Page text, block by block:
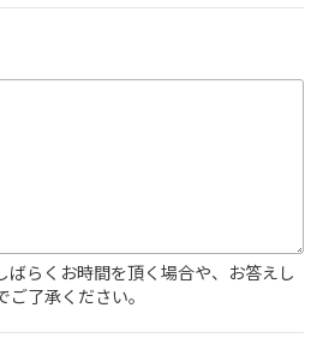
らくお時間を頂く場合や、お答えし
了承ください。